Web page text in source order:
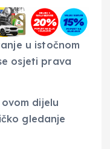
u istočnom
osjeti prava
dijelu
gledanje